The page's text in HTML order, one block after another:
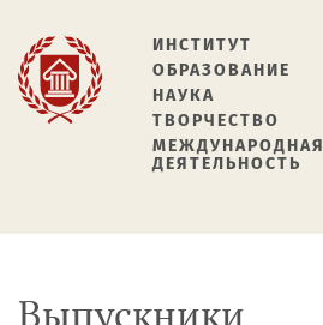
ИНСТИТУТ
ОБРАЗОВАНИЕ
НАУКА
ТВОРЧЕСТВО
МЕЖДУНАРОДНАЯ
ДЕЯТЕЛЬНОСТЬ
Выпускники